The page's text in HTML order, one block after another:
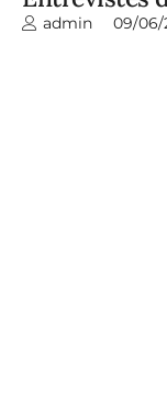
admin 09/06/